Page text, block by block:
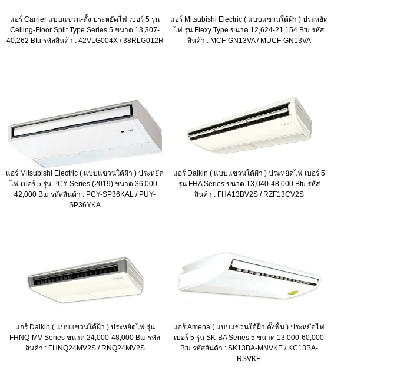
แอร์ Carrier แบบแขวน-ตั้ง ประหยัดไฟ เบอร์ 5 รุ่น
Ceiling-Floor Split Type Series 5 ขนาด 13,307-
40,262 Btu รหัสสินค้า : 42VLG004X / 38RLG012R
แอร์ Mitsubishi Electric ( แบบแขวนใต้ฝ้า ) ประหยัด
ไฟ รุ่น Flexy Type ขนาด 12,624-21,154 Btu รหัส
สินค้า : MCF-GN13VA / MUCF-GN13VA
แอร์ Mitsubishi Electric ( แบบแขวนใต้ฝ้า ) ประหยัด
ไฟ เบอร์ 5 รุ่น PCY Series (2019) ขนาด 36,000-
42,000 Btu รหัสสินค้า : PCY-SP36KAL / PUY-
SP36YKA
แอร์ Daikin ( แบบแขวนใต้ฝ้า ) ประหยัดไฟ เบอร์ 5
รุ่น FHA Series ขนาด 13,040-48,000 Btu รหัส
สินค้า : FHA13BV2S / RZF13CV2S
แอร์ Daikin ( แบบแขวนใต้ฝ้า ) ประหยัดไฟ รุ่น
FHNQ-MV Series ขนาด 24,000-48,000 Btu รหัส
สินค้า : FHNQ24MV2S / RNQ24MV2S
แอร์ Amena ( แบบแขวนใต้ฝ้า ตั้งพื้น ) ประหยัดไฟ
เบอร์ 5 รุ่น SK-BA Series 5 ขนาด 13,000-60,000
Btu รหัสสินค้า : SK13BA-MNVKE / KC13BA-
RSVKE